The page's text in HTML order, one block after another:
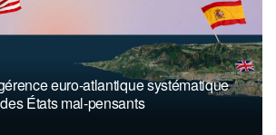
euro-atlantique systématique
États mal-pensants